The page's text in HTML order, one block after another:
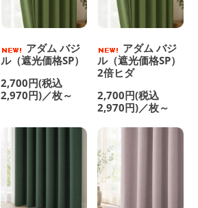
アダム バジ
ル（遮光価格SP）
2,700円(税込
2,970円)／枚～
アダム バジ
ル（遮光価格SP）
2倍ヒダ
2,700円(税込
2,970円)／枚～